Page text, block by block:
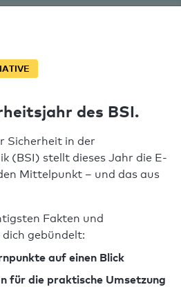
bestanden
Record Prüfergebnis
des BSI.
Sicherheit in der
(BSI) stellt dieses Jahr die E-
Mittelpunkt – und das aus
Fakten und
gebündelt:
auf einen Blick
für die praktische Umsetzung